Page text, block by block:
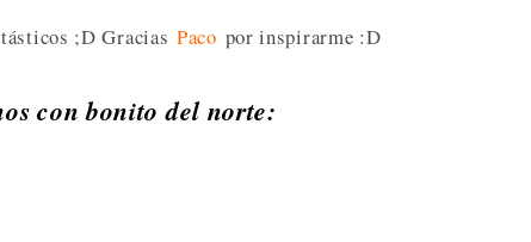
;D GraciasPaco por inspirarme :D
con bonito del norte: